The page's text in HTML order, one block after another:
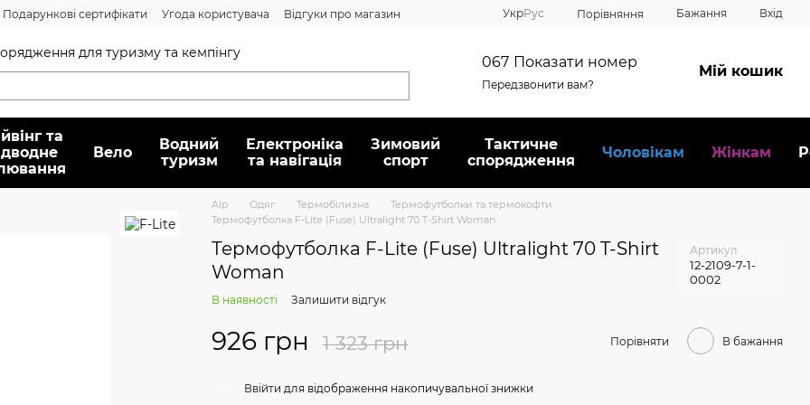
Подарункові сертифікати Угода користувача
Відгуки про магазин
УкрРус Порівняння Бажання Вхід
для туризму та кемпінгу
067 Показати номер
Передзвонити вам?
Мій кошик
та
Вело
Водний
туризм
Електроніка
та навігація
Зимовий
спорт
Тактичне
спорядження
Чоловікам Жінкам
Alp Oдяг Термобілизна
Термофутболки та термокофти
Термофутболка F-Lite (Fuse) Ultralight 70 T-Shirt Woman
Термофутболка F-Lite (Fuse) Ultralight 70 T-Shirt
Woman
Артикул
12-2109-7-1-
0002
В наявності Залишити відгук
926 грн 1 323 грн Порівняти В бажання
Ввійти для відображення накопичувальної знижки